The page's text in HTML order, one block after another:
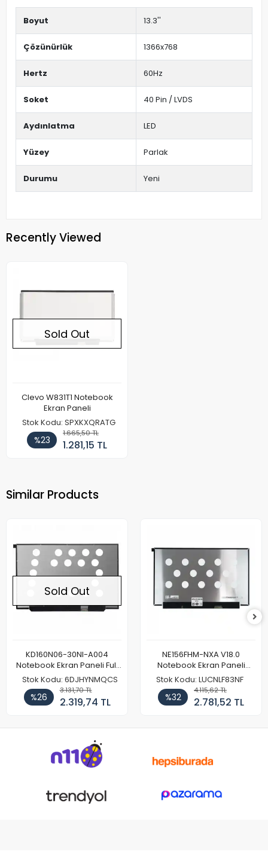
Boyut 13.3''
Çözünürlük 1366x768
Hertz 60Hz
Soket 40 Pin / LVDS
Aydınlatma LED
Yüzey Parlak
Durumu Yeni
Recently Viewed
Sold Out
Clevo W831T1 Notebook
Ekran Paneli
Stok Kodu: SPXKXQRATG
%23
1.665,50 TL
1.281,15 TL
Similar Products
Sold Out
KD160N06-30NI-A004
Notebook Ekran Paneli Full
HD
Stok Kodu: 6DJHYNMQCS
%26
3.131,70 TL
2.319,74 TL
NE156FHM-NXA V18.0
Notebook Ekran Paneli
144Hz
Stok Kodu: LUCNLF83NF
%32
4.115,62 TL
2.781,52 TL